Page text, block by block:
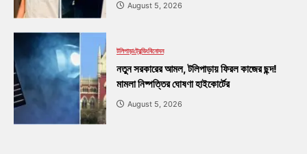
August 5, 2026
টলিপাড়াট্রেন্ডিংবিনোদন
নতুন সরকারের আমল, টলিপাড়ায় ফিরল কাজের ছন্দ!
মামলা নিষ্পত্তির ঘোষণা হাইকোর্টের
August 5, 2026